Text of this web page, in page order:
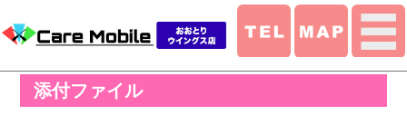
添付ファイル